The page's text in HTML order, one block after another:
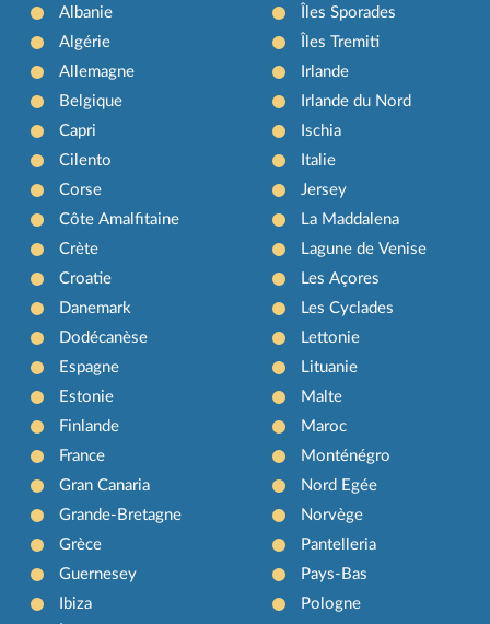
Albanie
Algérie
Allemagne
Belgique
Capri
Cilento
Corse
Côte Amalfitaine
Crète
Croatie
Danemark
Dodécanèse
Espagne
Estonie
Finlande
France
Gran Canaria
Grande-Bretagne
Grèce
Guernesey
Ibiza
Îles Sporades
Îles Tremiti
Irlande
Irlande du Nord
Ischia
Italie
Jersey
La Maddalena
Lagune de Venise
Les Açores
Les Cyclades
Lettonie
Lituanie
Malte
Maroc
Monténégro
Nord Egée
Norvège
Pantelleria
Pays-Bas
Pologne